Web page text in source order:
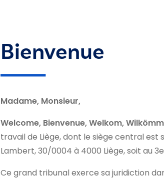
Bienvenue
Madame, Monsieur,
Welcome, Bienvenue, Welkom,
travail de Liège, dont le siège central est
Lambert, 30/0004 à 4000 Liège, soit au
Ce grand tribunal exerce sa juridiction